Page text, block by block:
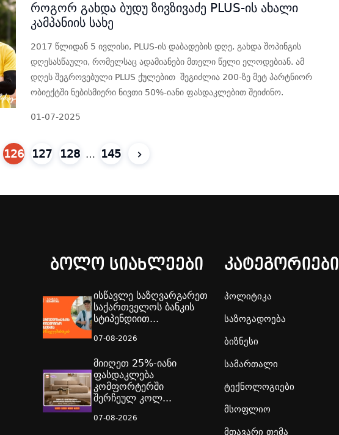
როგორ გახდა ბუდუ ზივზივაძე PLUS-ის ახალი
კამპანიის სახე
2017 წლიდან 5 ივლისი, PLUS-ის დაბადების დღე, გახდა შოპინგის
დღესასწაული, რომელსაც ადამიანები მთელი წელი ელოდებიან. ამ
დღეს შეგროვებული PLUS ქულებით შეგიძლია 200-ზე მეტ პარტნიორ
ობიექტში ნებისმიერი ნივთი 50%-იანი ფასდაკლებით შეიძინო.
01-07-2025
126 127 128 … 145
ბოლო სიახლეები
ისწავლე საზღვარგარეთ
საქართველოს ბანკის
სტიპენდიით...
07-08-2026
მიიღეთ 25%-იანი
ფასდაკლება
კომფორტერში
შერჩეულ კოლ...
07-08-2026
კატეგორიები
პოლიტიკა
საზოგადოება
ბიზნესი
სამართალი
ტექნოლოგიები
მსოფლიო
მთავარი თემა